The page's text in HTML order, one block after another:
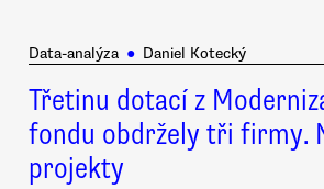
Data-analýza ● Daniel Kotecký
Třetinu dotací z
fondu obdržely tři firmy.
projekty